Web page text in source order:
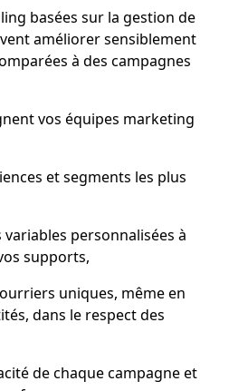
basées sur la gestion de
améliorer sensiblement
à des campagnes
vos équipes marketing
et segments les plus
personnalisées à
supports,
uniques, même en
dans le respect des
de chaque campagne et